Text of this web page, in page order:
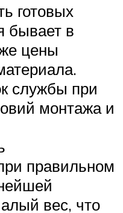
готовых
бывает в
цены
службы при
монтажа и
правильном
вес, что